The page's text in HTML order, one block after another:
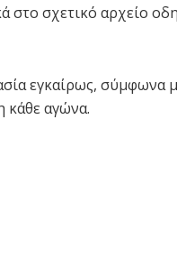
στο σχετικό αρχείο
εγκαίρως, σύμφωνα
κάθε αγώνα.